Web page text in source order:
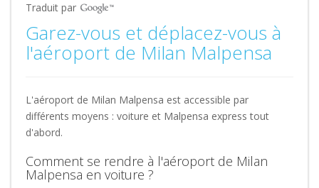
Traduit par
Garez-vous et déplacez-vous à
l'aéroport de Milan Malpensa
L'aéroport de Milan Malpensa est accessible par
différents moyens : voiture et Malpensa express tout
d'abord.
Comment se rendre à l'aéroport de Milan
Malpensa en voiture ?